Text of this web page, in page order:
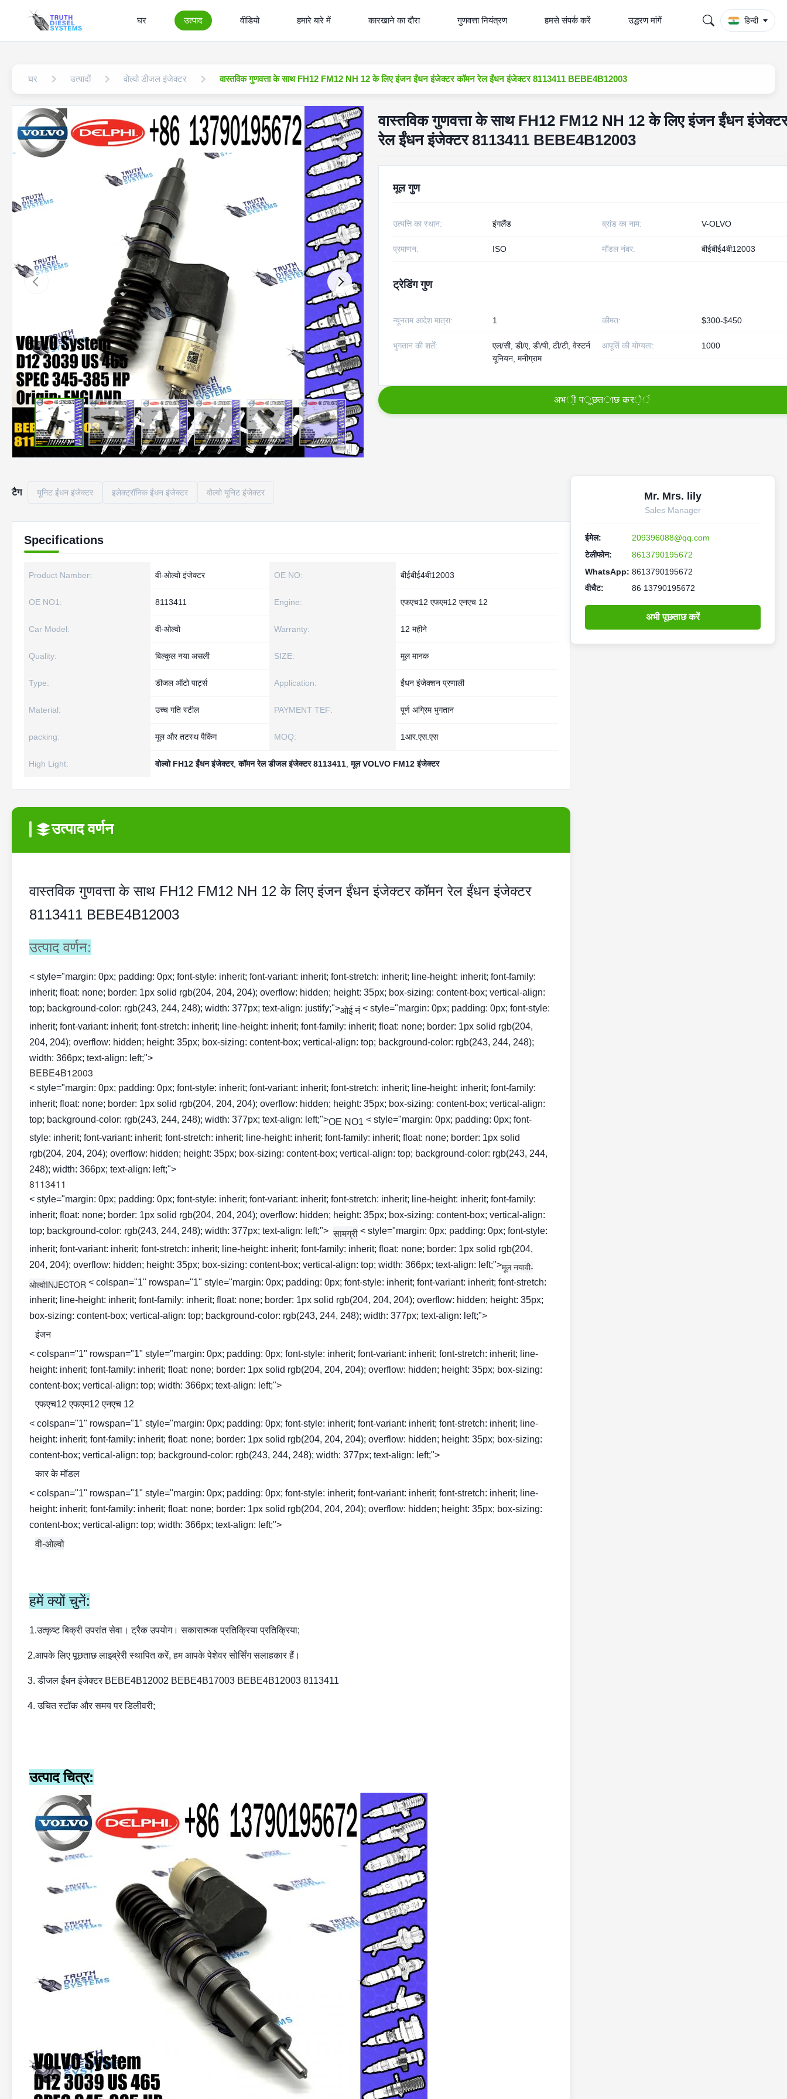
घर उत्पाद वीडियो हमारे बारे में कारखाने का दौरा गुणवत्ता नियंत्रण हमसे संपर्क करें उद्धरण मांगें हिन्दी
घर उत्पादों वोल्वो डीजल इंजेक्टर वास्तविक गुणवत्ता के साथ FH12 FM12 NH 12 के लिए इंजन ईंधन इंजेक्टर कॉमन रेल ईंधन इंजेक्टर 8113411 BEBE4B12003
वास्तविक गुणवत्ता के साथ FH12 FM12 NH 12 के लिए इंजन ईंधन
रेल ईंधन इंजेक्टर 8113411 BEBE4B12003
मूल गुण
उत्पत्ति का स्थान: इंगलैंड ब्रांड का नाम: V-OLVO
प्रमाणन: ISO मॉडल नंबर: बीईबीई4बी12003
ट्रेडिंग गुण
न्यूनतम आदेश मात्रा: 1 कीमत: $300-$450
भुगतान की शर्तें:
एल/सी, डी/ए, डी/पी, टी/टी, वेस्टर्न
यूनियन, मनीग्राम
आपूर्ति की योग्यता: 1000
अभी पूछताछ करें
टैग यूनिट ईंधन इंजेक्टर इलेक्ट्रॉनिक ईंधन इंजेक्टर वोल्वो यूनिट इंजेक्टर
Specifications
Product Namber: वी-ओल्वो इंजेक्टर OE NO: बीईबीई4बी12003
OE NO1: 8113411 Engine: एफएच12 एफएम12 एनएच 12
Car Model: वी-ओल्वो Warranty: 12 महीने
Quality: बिल्कुल नया असली SIZE: मूल मानक
Type: डीजल ऑटो पार्ट्स Application: ईंधन इंजेक्शन प्रणाली
Material: उच्च गति स्टील PAYMENT TEF: पूर्ण अग्रिम भुगतान
packing: मूल और तटस्थ पैकिंग MOQ: 1आर.एस.एस
High Light: वोल्वो FH12 ईंधन इंजेक्टर,कॉमन रेल डीजल इंजेक्टर 8113411 ,मूल VOLVO FM12 इंजेक्टर
उत्पाद वर्णन
वास्तविक गुणवत्ता के साथ FH12 FM12 NH 12 के लिए इंजन ईंधन इंजेक्टर कॉमन रेल ईंधन इंजेक्टर
8113411 BEBE4B12003
उत्पाद वर्णन:
< style="margin: 0px; padding: 0px; font-style: inherit; font-variant: inherit; font-stretch: inherit; line-height: inherit; font-family:
inherit; float: none; border: 1px solid rgb(204, 204, 204); overflow: hidden; height: 35px; box-sizing: content-box; vertical-align:
top; background-color: rgb(243, 244, 248); width: 377px; text-align: justify;">ओई नं< style="margin: 0px; padding: 0px; font-style:
inherit; font-variant: inherit; font-stretch: inherit; line-height: inherit; font-family: inherit; float: none; border: 1px solid rgb(204,
204, 204); overflow: hidden; height: 35px; box-sizing: content-box; vertical-align: top; background-color: rgb(243, 244, 248);
width: 366px; text-align: left;">
BEBE4B12003
< style="margin: 0px; padding: 0px; font-style: inherit; font-variant: inherit; font-stretch: inherit; line-height: inherit; font-family:
inherit; float: none; border: 1px solid rgb(204, 204, 204); overflow: hidden; height: 35px; box-sizing: content-box; vertical-align:
top; background-color: rgb(243, 244, 248); width: 377px; text-align: left;">OE NO1 < style="margin: 0px; padding: 0px; font-
style: inherit; font-variant: inherit; font-stretch: inherit; line-height: inherit; font-family: inherit; float: none; border: 1px solid
rgb(204, 204, 204); overflow: hidden; height: 35px; box-sizing: content-box; vertical-align: top; background-color: rgb(243, 244,
248); width: 366px; text-align: left;">
8113411
< style="margin: 0px; padding: 0px; font-style: inherit; font-variant: inherit; font-stretch: inherit; line-height: inherit; font-family:
inherit; float: none; border: 1px solid rgb(204, 204, 204); overflow: hidden; height: 35px; box-sizing: content-box; vertical-align:
top; background-color: rgb(243, 244, 248); width: 377px; text-align: left;">सामग्री < style="margin: 0px; padding: 0px; font-style:
inherit; font-variant: inherit; font-stretch: inherit; line-height: inherit; font-family: inherit; float: none; border: 1px solid rgb(204,
204, 204); overflow: hidden; height: 35px; box-sizing: content-box; vertical-align: top; width: 366px; text-align: left;">मूल नयावी-
ओल्वोINJECTOR < colspan="1" rowspan="1" style="margin: 0px; padding: 0px; font-style: inherit; font-variant: inherit; font-stretch:
inherit; line-height: inherit; font-family: inherit; float: none; border: 1px solid rgb(204, 204, 204); overflow: hidden; height: 35px;
box-sizing: content-box; vertical-align: top; background-color: rgb(243, 244, 248); width: 377px; text-align: left;">
इंजन
< colspan="1" rowspan="1" style="margin: 0px; padding: 0px; font-style: inherit; font-variant: inherit; font-stretch: inherit; line-
height: inherit; font-family: inherit; float: none; border: 1px solid rgb(204, 204, 204); overflow: hidden; height: 35px; box-sizing:
content-box; vertical-align: top; width: 366px; text-align: left;">
एफएच12 एफएम12 एनएच 12
< colspan="1" rowspan="1" style="margin: 0px; padding: 0px; font-style: inherit; font-variant: inherit; font-stretch: inherit; line-
height: inherit; font-family: inherit; float: none; border: 1px solid rgb(204, 204, 204); overflow: hidden; height: 35px; box-sizing:
content-box; vertical-align: top; background-color: rgb(243, 244, 248); width: 377px; text-align: left;">
कार के मॉडल
< colspan="1" rowspan="1" style="margin: 0px; padding: 0px; font-style: inherit; font-variant: inherit; font-stretch: inherit; line-
height: inherit; font-family: inherit; float: none; border: 1px solid rgb(204, 204, 204); overflow: hidden; height: 35px; box-sizing:
content-box; vertical-align: top; width: 366px; text-align: left;">
वी-ओल्वो
हमें क्यों चुनें:
1.उत्कृष्ट बिक्री उपरांत सेवा। ट्रैक उपयोग। सकारात्मक प्रतिक्रिया प्रतिक्रिया;
2.आपके लिए पूछताछ लाइब्रेरी स्थापित करें, हम आपके पेशेवर सोर्सिंग सलाहकार हैं।
3. डीजल ईंधन इंजेक्टर BEBE4B12002 BEBE4B17003 BEBE4B12003 8113411
4. उचित स्टॉक और समय पर डिलीवरी;
उत्पाद चित्र:
Mr. Mrs. lily
Sales Manager
ईमेल:
209396088@qq.com
टेलीफोन:
8613790195672
WhatsApp: 8613790195672
वीचैट:
86 13790195672
अभी पूछताछ करें